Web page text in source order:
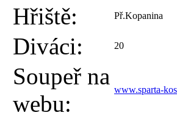
Hřiště: Př.Kopanina
Diváci: 20
Soupeř na
webu:
www.sparta-